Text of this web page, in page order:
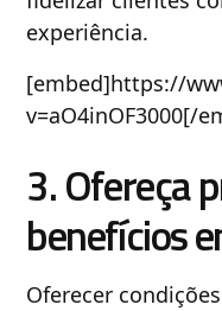
experiência.
[embed]https://
v=aO4inOF3000[/
3. Ofereça
benefícios
Oferecer